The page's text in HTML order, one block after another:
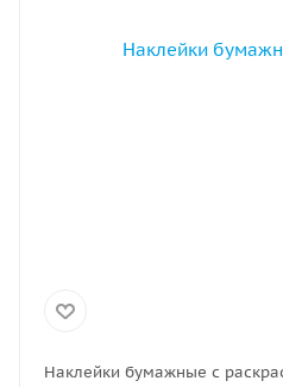
Наклейки бумажные с